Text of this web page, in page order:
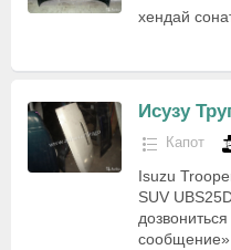
хендай
Исузу
Капот
Isuzu
SUV